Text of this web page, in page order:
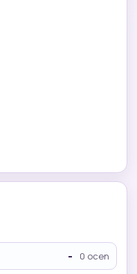
- 0 ocen